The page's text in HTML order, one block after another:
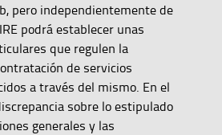
pero independientemente de
podrá establecer unas
que regulen la
de servicios
a través del mismo. En el
sobre lo estipulado
generales y las